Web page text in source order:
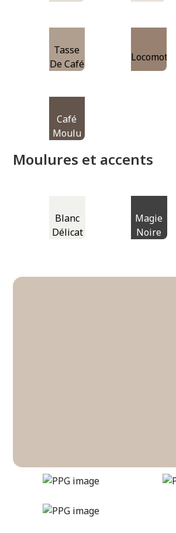
Tasse
De Café
Locomotion
Café
Moulu
Moulures et accents
Blanc
Délicat
Magie
Noire
gotta-have-it
DLX1076-3